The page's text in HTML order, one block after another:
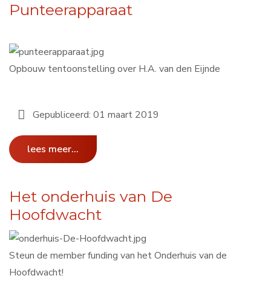
Punteerapparaat
Opbouw tentoonstelling over H.A. van den Eijnde
Gepubliceerd: 01 maart 2019
lees meer...
Het onderhuis van De
Hoofdwacht
Steun de member funding van het Onderhuis van de
Hoofdwacht!